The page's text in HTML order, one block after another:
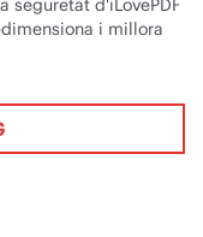
d'iLovePDF
i millora